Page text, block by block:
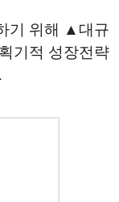
기 위해 ▲대규
기적 성장전략